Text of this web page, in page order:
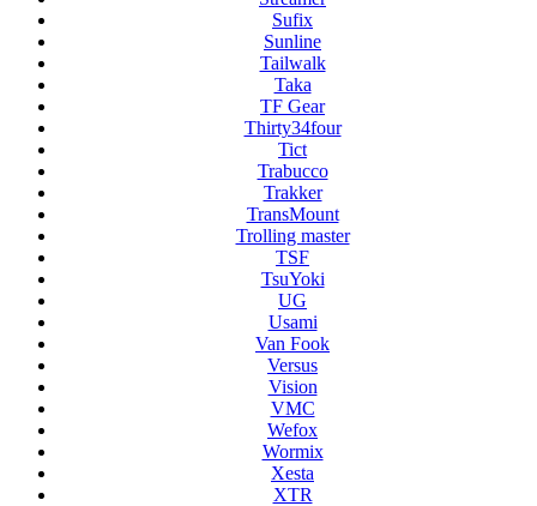
Sufix
Sunline
Tailwalk
Taka
TF Gear
Thirty34four
Tict
Trabucco
Trakker
TransMount
Trolling master
TSF
TsuYoki
UG
Usami
Van Fook
Versus
Vision
VMC
Wefox
Wormix
Xesta
XTR